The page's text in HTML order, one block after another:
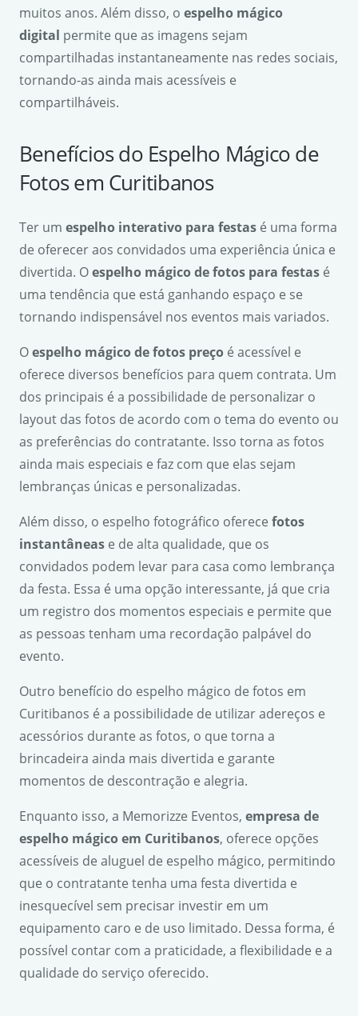
muitos anos. Além disso, o espelho mágico
digital permite que as imagens sejam
compartilhadas instantaneamente nas redes sociais,
tornando-as ainda mais acessíveis e
compartilháveis.
Benefícios do Espelho Mágico de
Fotos em Curitibanos
Ter um espelho interativo para festas é uma forma
de oferecer aos convidados uma experiência única e
divertida. Oespelho mágico de fotos para festas é
uma tendência que está ganhando espaço e se
tornando indispensável nos eventos mais variados.
Oespelho mágico de fotos preço é acessível e
oferece diversos benefícios para quem contrata. Um
dos principais é a possibilidade de personalizar o
layout das fotos de acordo com o tema do evento ou
as preferências do contratante. Isso torna as fotos
ainda mais especiais e faz com que elas sejam
lembranças únicas e personalizadas.
Além disso, o espelho fotográfico oferece fotos
instantâneas e de alta qualidade, que os
convidados podem levar para casa como lembrança
da festa. Essa é uma opção interessante, já que cria
um registro dos momentos especiais e permite que
as pessoas tenham uma recordação palpável do
evento.
Outro benefício do espelho mágico de fotos em
Curitibanos é a possibilidade de utilizar adereços e
acessórios durante as fotos, o que torna a
brincadeira ainda mais divertida e garante
momentos de descontração e alegria.
Enquanto isso, a Memorizze Eventos, empresa de
espelho mágico em Curitibanos, oferece opções
acessíveis de aluguel de espelho mágico, permitindo
que o contratante tenha uma festa divertida e
inesquecível sem precisar investir em um
equipamento caro e de uso limitado. Dessa forma, é
possível contar com a praticidade, a flexibilidade e a
qualidade do serviço oferecido.